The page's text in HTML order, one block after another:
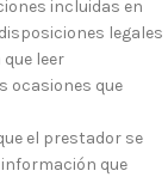
incluidas en
legales
leer
ocasiones que
el prestador se
que